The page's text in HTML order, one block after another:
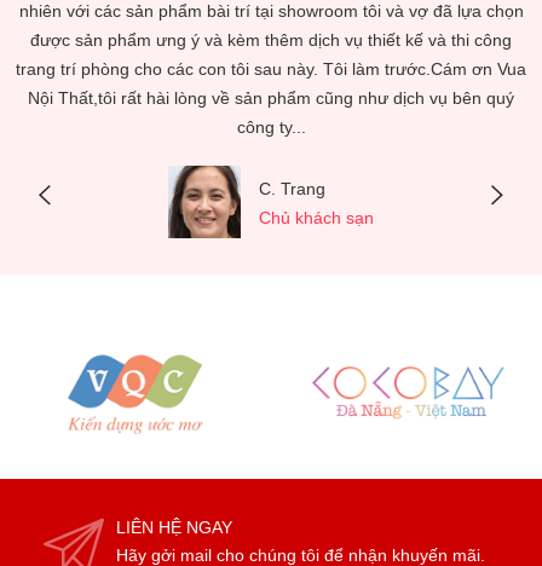
nhiên với các sản phẩm bài trí tại showroom tôi và vợ đã lựa chọn
được sản phẩm ưng ý và kèm thêm dịch vụ thiết kế và thi công
trang trí phòng cho các con tôi sau này. Tôi làm trước.Cám ơn Vua
Nội Thất,tôi rất hài lòng về sản phẩm cũng như dịch vụ bên quý
công ty...
C. Trang
Chủ khách sạn
LIÊN HỆ NGAY
Hãy gởi mail cho chúng tôi để nhận khuyến mãi.